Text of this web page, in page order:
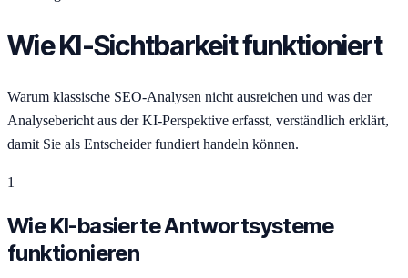
WieKI-Sichtbarkeitfunktioniert
Warum klassische SEO-Analysen nicht ausreichen und was der
Analysebericht aus der KI-Perspektive erfasst, verständlich erklärt,
damit Sie als Entscheider fundiert handeln können.
1
Wie KI-basierte Antwortsysteme
funktionieren